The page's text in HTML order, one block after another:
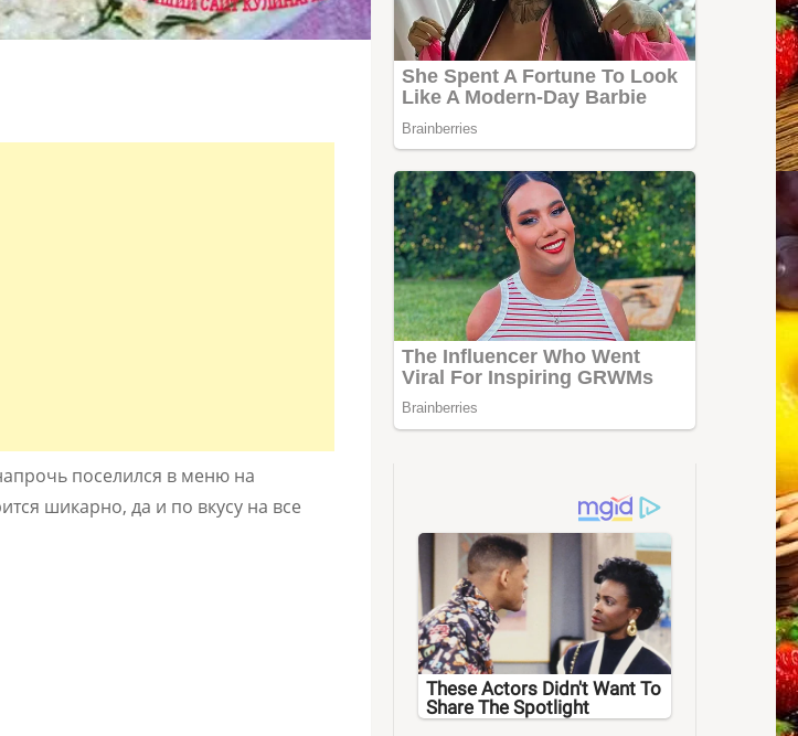
поселился в меню на
шикарно, да и по вкусу на все
These Actors Didn't Want To
Share The Spotlight